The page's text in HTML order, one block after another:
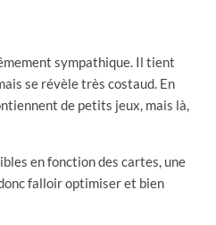
sympathique. Il tient
se révèle très costaud. En
de petits jeux, mais là,
en fonction des cartes, une
falloir optimiser et bien